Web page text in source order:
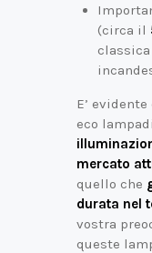
(circa il
E’
eco
mercato
quello che
durata nel
vostra
queste